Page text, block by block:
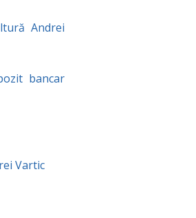
Andrei
bancar
Vartic